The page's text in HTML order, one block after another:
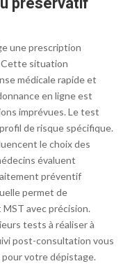
une prescription
Cette situation
médicale rapide et
en ligne est
imprévues. Le test
de risque spécifique.
le choix des
évaluent
préventif
permet de
avec précision.
tests à réaliser à
post-consultation vous
votre dépistage.